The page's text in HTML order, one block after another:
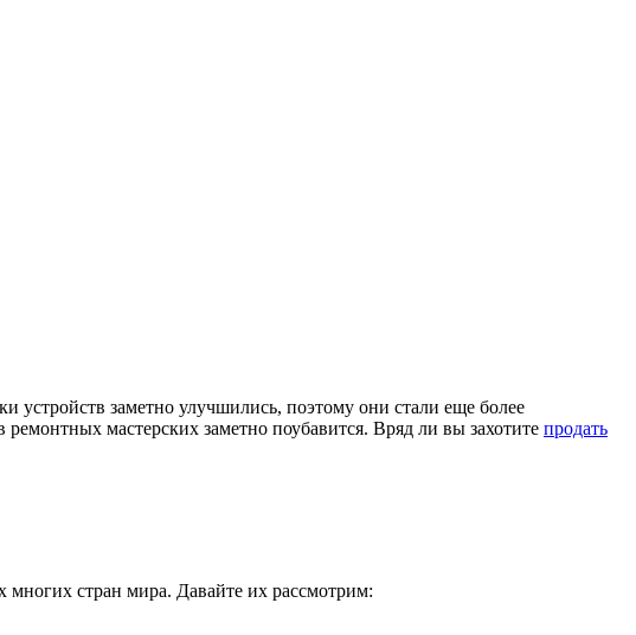
заметно улучшились, поэтому они стали еще более
мастерских заметно поубавится. Вряд ли вы захотите продать
многих стран мира. Давайте их рассмотрим: